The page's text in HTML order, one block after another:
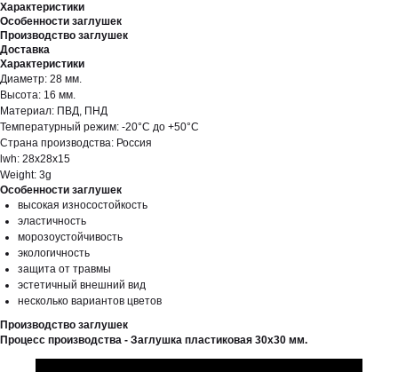
Характеристики
Особенности заглушек
Производство заглушек
Доставка
Характеристики
Диаметр: 28 мм.
Высота: 16 мм.
Материал: ПВД, ПНД
Температурный режим: -20°С до +50°С
Страна производства: Россия
lwh: 28x28x15
Weight: 3g
Особенности заглушек
высокая износостойкость
эластичность
морозоустойчивость
экологичность
защита от травмы
эстетичный внешний вид
несколько вариантов цветов
Производство заглушек
Процесс производства - Заглушка пластиковая 30х30 мм.